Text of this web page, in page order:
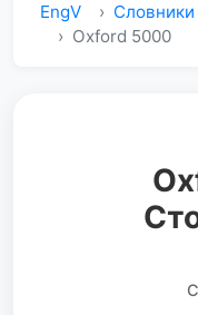
EngV
Словники
Oxford 5000